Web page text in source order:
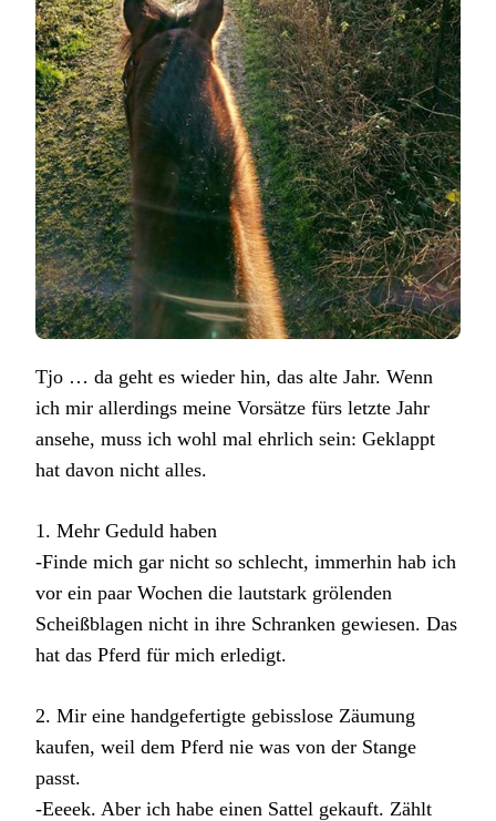
Tjo … da geht es wieder hin, das alte Jahr. Wenn
ich mir allerdings meine Vorsätze fürs letzte Jahr
ansehe, muss ich wohl mal ehrlich sein: Geklappt
hat davon nicht alles.
1. Mehr Geduld haben
-Finde mich gar nicht so schlecht, immerhin hab ich
vor ein paar Wochen die lautstark grölenden
Scheißblagen nicht in ihre Schranken gewiesen. Das
hat das Pferd für mich erledigt.
2. Mir eine handgefertigte gebisslose Zäumung
kaufen, weil dem Pferd nie was von der Stange
passt.
-Eeeek. Aber ich habe einen Sattel gekauft. Zählt